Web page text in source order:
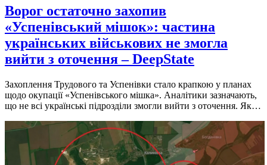
Ворог остаточно захопив
«Успенівський мішок»: частина
українських військових не змогла
вийти з оточення – DeepState
Захоплення Трудового та Успенівки стало крапкою у планах
щодо окупації «Успенівського мішка». Аналітики зазначають,
що не всі українські підрозділи змогли вийти з оточення. Як…